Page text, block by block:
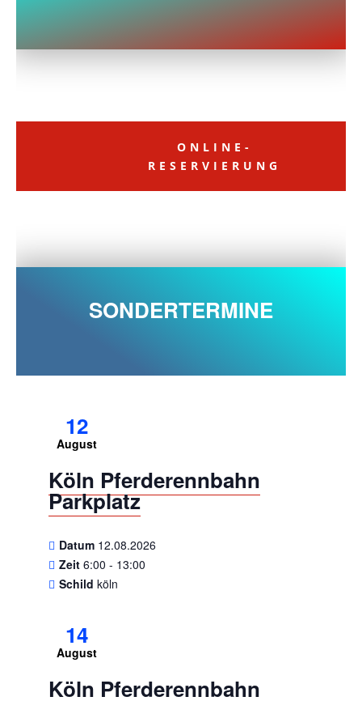
ONLINE-
RESERVIERUNG
SONDERTERMINE
12
August
Köln Pferderennbahn
Parkplatz
Datum 12.08.2026
Zeit 6:00 - 13:00
Schild köln
14
August
Köln Pferderennbahn